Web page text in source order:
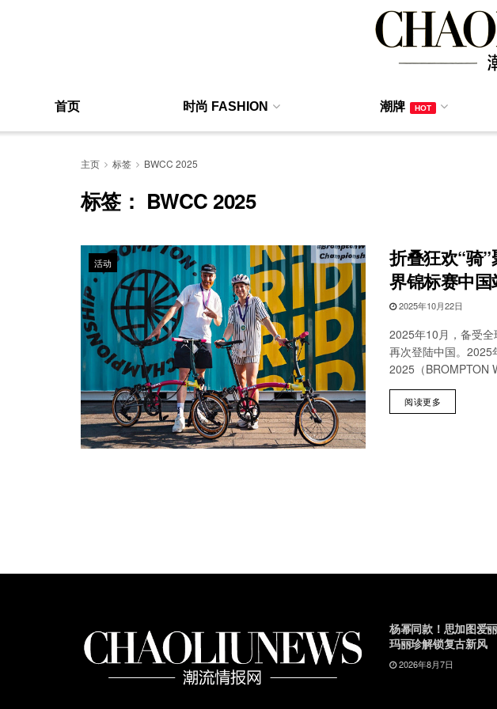
首页 时尚 FASHION 潮牌 HOT
主页 标签 BWCC 2025
标签： BWCC 2025
活动
折叠狂欢“骑
界锦标赛中
2025年10月22日
2025年10月，备受
再次登陆中国。2025
2025（BROMPTON
阅读更多
杨幂同款！思加图爱
玛丽珍解锁复古新风
2026年8月7日